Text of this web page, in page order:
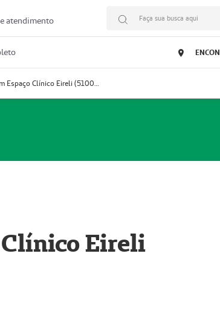
atendimento Faça sua busca aqui
Prestador Mosaicum Espaço Clínico Eireli (51004355-5)
Eireli